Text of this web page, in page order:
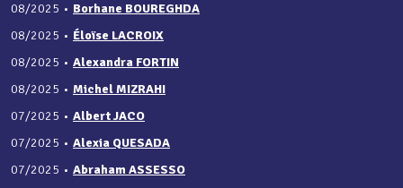
08/2025 • Borhane BOUREGHDA
08/2025 • Éloïse LACROIX
08/2025 • Alexandra FORTIN
08/2025 • Michel MIZRAHI
07/2025 • Albert JACO
07/2025 • Alexia QUESADA
07/2025 • Abraham ASSESSO